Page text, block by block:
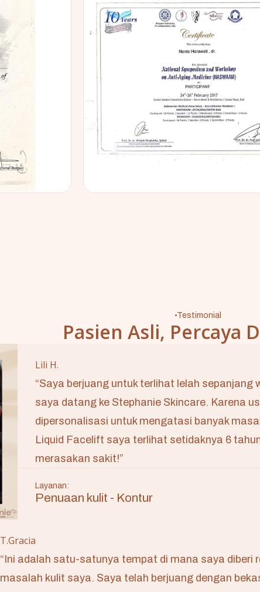
Testimonial
Pasien Asli, Percaya
Lili H.
“Saya berjuang untuk terlihat lelah
saya datang ke Stephanie Skincare. Karena
dipersonalisasi untuk mengatasi banyak
Liquid Facelift saya terlihat setidaknya 6
merasakan sakit!”
Layanan:
Penuaan kulit - Kontur
T.Gracia
“Ini adalah satu-satunya tempat di mana saya
masalah kulit saya. Saya telah berjuang dengan